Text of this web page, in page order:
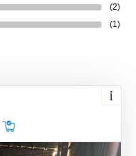
(2)
(1)